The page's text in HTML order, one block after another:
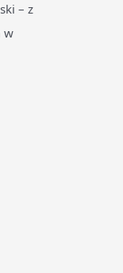
– z
w